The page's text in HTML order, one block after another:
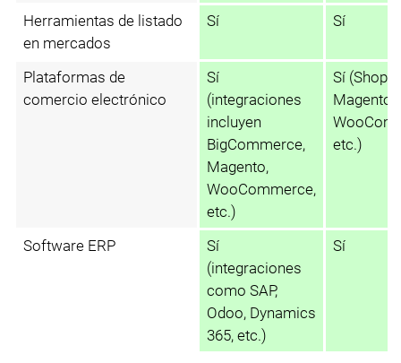
Herramientas de listado
en mercados
Sí Sí
Plataformas de
comercio electrónico
Sí
(integraciones
incluyen
BigCommerce,
Magento,
WooCommerce,
etc.)
Sí
Magento,
etc.)
Software ERP
Sí
(integraciones
como SAP,
Odoo, Dynamics
365, etc.)
Sí